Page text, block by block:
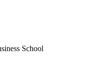
School